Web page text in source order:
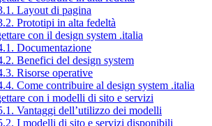
Layout di pagina
Prototipi in alta fedeltà
con il design system .italia
Documentazione
Benefici del design system
Risorse operative
Come contribuire al design system .italia
con i modelli di sito e servizi
Vantaggi dell’utilizzo dei modelli
I modelli di sito e servizi disponibili